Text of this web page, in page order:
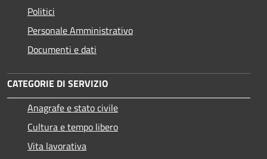
Politici
Personale Amministrativo
Documenti e dati
CATEGORIE DI SERVIZIO
Anagrafe e stato civile
Cultura e tempo libero
Vita lavorativa